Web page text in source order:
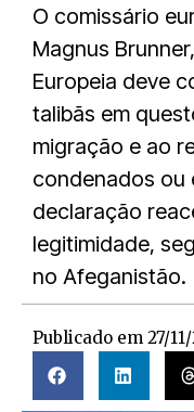
O comissário
Magnus
Europeia deve
talibãs em
migração e ao
condenados ou
declaração
legitimidade,
no Afeganistão.
Publicado em 27/